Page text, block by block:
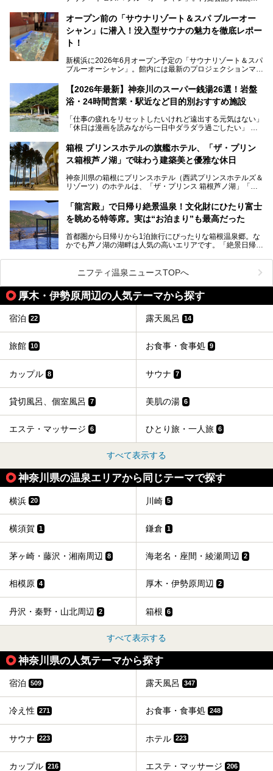
す。サウナや水風呂の気持ちよさはもちろん、リラックスス
ペースの過ごしやすさまで徹底チェック。新横浜エリアで日
常の疲れをリセットしたい人、ライブやスポーツ観戦遠征組
は必見です。
オープン前の「サウナリゾート＆スパ ブルーオー
シャン」に潜入！没入型サウナの魅力を徹底レポー
ト！
新横浜に2026年6月オープン予定の「サウナリゾート＆スパ
ブルーオーシャン」。館内には最新のプロジェクションマッ
的な“没入感（イマーシブ）”を体験できます。
今回は、そんな大注目の施設に一足先にお邪魔し、その全貌
を見学させていただきました！
サウナ室の中に咲き誇る桜、魚たちが泳ぐ水風呂、そしてバ
リのビーチを思わせる休憩スペース…。驚きの連続だった館
内の様子をレポートします！
【2026年最新】神奈川のスーパー銭湯26選！岩盤
浴・24時間営業・駅近など目的別おすすめ施設
「仕事の疲れをリセットしたいけれど遠出する元気はない」
「休日は漫画を読みながら一日中ダラダラ過ごしたい」
たい」
そんな「癒やされたい」という願いを叶えてくれるのが、神
神奈川県には、サウナや岩盤浴、一日中遊べるエンタメ施設
など、“非日常”を味わえるスーパー銭湯が数多く揃っていま
う」という人も多いはず。
そこで今回は、神奈川県内の人気施設26選を「安さ」「岩
業」「駅近」など、目的別に厳選して紹介します。
今の気分にぴったりの施設を見つけて、最高のリフレッシュ
箱根 プリンスホテルの旗艦ホテル、「ザ・プリン
ス箱根芦ノ湖」で味わう建築美と優雅な休日
神奈川県の箱根にプリンスホテル（西武プリンスホテルズ＆
リゾーツ）のホテルは、「ザ・プリンス 箱根芦ノ湖」「芦
「箱根仙石原プリンスホテル」と4軒あり、今回ご紹介する
「ザ・プリンス 箱根芦ノ湖」は、その中でもフラッグシッ
プ（旗艦）に位置づけられる特別なホテルです。
昭和の日本を代表する建築家の一人、村野藤吾が芦ノ湖の畔
に建てた桃源郷のようなホテルがここ。自家源泉の温泉や、
提供元：株式会社西武・プリンスホテルズワールドワイド
【PR】
この記事はザ・プリンス 箱根芦ノ湖のPR記事です。
「龍宮殿」で日帰り絶景温泉！文化財にひたり富士
を眺める特等席。実は“お泊まり”も最高だった
首都圏から日帰りから1泊旅行にぴったりな箱根温泉郷。な
かでも芦ノ湖の湖畔は人気の高いエリアです。「絶景日帰り
が楽しめるまさに眺望自慢の日帰り温泉。
そしてここは全24室の「箱根 芦ノ湖畔蛸川温泉 龍宮殿」と
して宿泊もできます。宿泊者は「龍宮殿本館」の営業時間に
加えて、朝6時からの宿泊者専用時間帯にも「龍宮殿本館」
のお風呂が利用できます。
今回は日帰り温泉としての「絶景日帰り温泉 龍宮殿本館
（以下、龍宮殿本館）」と、旅館としての「箱根 芦ノ湖畔
提供元：株式会社西武・プリンスホテルズワールドワイド
【PR】
この記事は箱根 芦ノ湖畔蛸川温泉 龍宮殿のPR記事です。
ニフティ温泉ニュースTOPへ
厚木・伊勢原周辺の人気テーマから探す
宿泊 22 露天風呂 14
旅館 10 お食事・食事処 9
カップル 8 サウナ 7
貸切風呂、個室風呂 7 美肌の湯 6
エステ・マッサージ 6 ひとり旅・一人旅 6
すべて表示する
神奈川県の温泉エリアから同じテーマで探す
横浜 20 川崎 5
横須賀 1 鎌倉 1
茅ヶ崎・藤沢・湘南周辺 8 海老名・座間・綾瀬周辺 2
相模原 4 厚木・伊勢原周辺 2
丹沢・秦野・山北周辺 2 箱根 6
すべて表示する
神奈川県の人気テーマから探す
宿泊 509 露天風呂 347
冷え性 271 お食事・食事処 248
サウナ 223 ホテル 223
カップル 216 エステ・マッサージ 206